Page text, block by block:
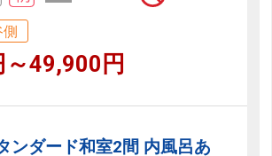
側
49,900円
ンダード和室2間 内風呂あ